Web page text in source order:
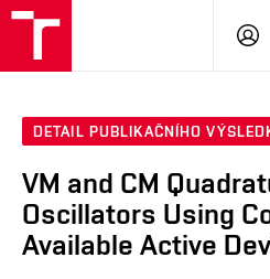
DETAIL PUBLIKAČNÍHO
VM and CM
Oscillators Using
Available Active